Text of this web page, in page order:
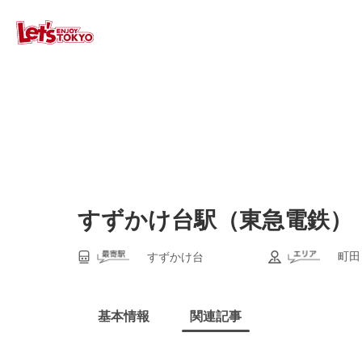
すずかけ台駅（東急電鉄）
すずかけ台 町田
基本情報 関連記事